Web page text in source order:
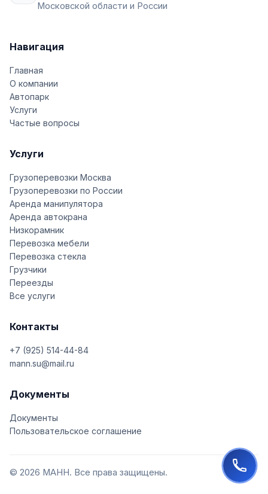
Московской области и России
Навигация
Главная
О компании
Автопарк
Услуги
Частые вопросы
Услуги
Грузоперевозки Москва
Грузоперевозки по России
Аренда манипулятора
Аренда автокрана
Низкорамник
Перевозка мебели
Перевозка стекла
Грузчики
Переезды
Все услуги
Контакты
+7 (925) 514-44-84
mann.su@mail.ru
Документы
Документы
Пользовательское соглашение
© 2026 МАНН. Все права защищены.